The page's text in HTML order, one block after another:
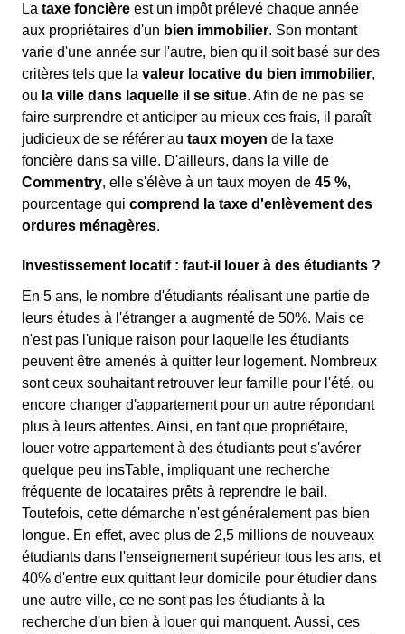
La taxe foncière est un impôt prélevé chaque année
aux propriétaires d'un bien immobilier. Son montant
varie d'une année sur l'autre, bien qu'il soit basé sur des
critères tels que la valeur locative du bien immobilier,
ou la ville dans laquelle il se situe. Afin de ne pas se
faire surprendre et anticiper au mieux ces frais, il paraît
judicieux de se référer au taux moyen de la taxe
foncière dans sa ville. D'ailleurs, dans la ville de
Commentry, elle s'élève à un taux moyen de 45 %,
pourcentage qui comprend la taxe d'enlèvement des
ordures ménagères.
Investissement locatif : faut-il louer à des étudiants ?
En 5 ans, le nombre d'étudiants réalisant une partie de
leurs études à l'étranger a augmenté de 50%. Mais ce
n'est pas l'unique raison pour laquelle les étudiants
peuvent être amenés à quitter leur logement. Nombreux
sont ceux souhaitant retrouver leur famille pour l'été, ou
encore changer d'appartement pour un autre répondant
plus à leurs attentes. Ainsi, en tant que propriétaire,
louer votre appartement à des étudiants peut s'avérer
quelque peu insTable, impliquant une recherche
fréquente de locataires prêts à reprendre le bail.
Toutefois, cette démarche n'est généralement pas bien
longue. En effet, avec plus de 2,5 millions de nouveaux
étudiants dans l'enseignement supérieur tous les ans, et
40% d'entre eux quittant leur domicile pour étudier dans
une autre ville, ce ne sont pas les étudiants à la
recherche d'un bien à louer qui manquent. Aussi, ces